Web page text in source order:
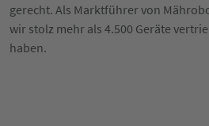
gerecht. Als Marktführer von
wir stolz mehr als 4.500 Geräte
haben.